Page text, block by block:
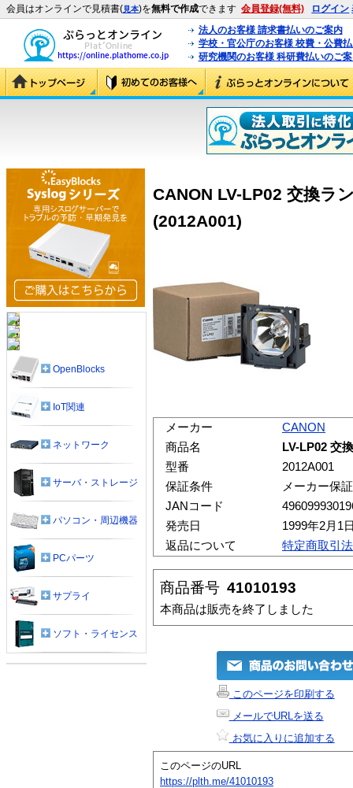
会員はオンラインで見積書(見本)を無料で作成できます 会員登録(無料) ログイン
法人のお客様 請求書払いのご案内
学校・官公庁のお客様 校費・公費
研究機関のお客様 科研費払いのご
CANON LV-LP02 交換ラ
(2012A001)
メーカー
CANON
商品名
LV-LP02 交
型番
2012A001
保証条件
メーカー保証
JANコード
発売日
1999年2月1
返品について
特定商取引
商品番号 41010193
本商品は販売を終了しました
このページを印刷する
メールでURLを送る
お気に入りに追加する
このページのURL
https://plth.me/41010193
OpenBlocks
IoT関連
ネットワーク
サーバ・ストレージ
パソコン・周辺機器
PCパーツ
サプライ
ソフト・ライセンス